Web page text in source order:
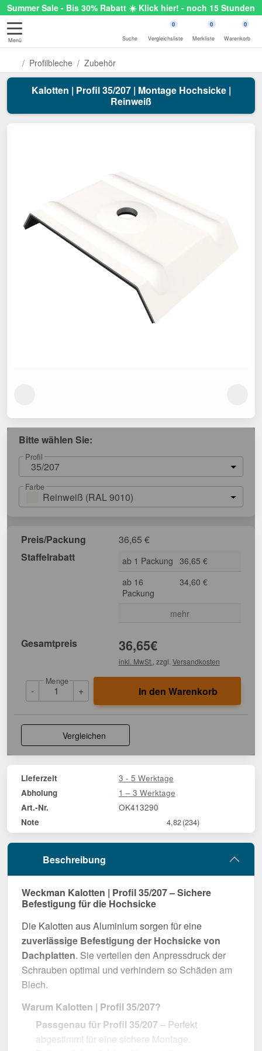
Summer Sale - Bis 30% Rabatt ☀️ Klick hier! - noch 15 Stunden
Menü Suche
0
Vergleichsliste
0
Merkliste
0
Warenkorb
Profilbleche Zubehör
Kalotten | Profil 35/207 | Montage Hochsicke |
Reinweiß
Bitte wählen Sie:
Profil
35/207
Farbe
Reinweiß (RAL 9010)
Preis/Packung 36,65 €
Staffelrabatt
ab 1 Packung
36,65 €
ab 16
Packung
34,60 €
mehr
Gesamtpreis 36,65€
inkl. MwSt. , zzgl. Versandkosten
-
Menge
+ In den Warenkorb
Vergleichen
Lieferzeit 3 - 5 Werktage
Abholung 1 – 3 Werktage
Art.-Nr. OK413290
Note 4,82(234)
Beschreibung
Weckman Kalotten | Profil 35/207 – Sichere
Befestigung für die Hochsicke
Die Kalotten aus Aluminium sorgen für eine
zuverlässige Befestigung der Hochsicke von
Dachplatten. Sie verteilen den Anpressdruck der
Schrauben optimal und verhindern so Schäden am
Blech.
Warum Kalotten | Profil 35/207?
Passgenau für Profil 35/207 – Perfekt
abgestimmt für eine sichere Montage.